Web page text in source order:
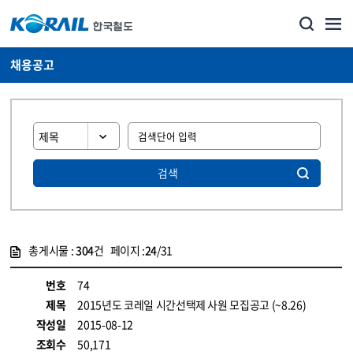
채용공고
검색
총게시물 :304건 페이지 :24/31
번호
74
제목
2015년도 코레일 시간선택제 사원 모집공고 (~8.26)
작성일
2015-08-12
조회수
50,171